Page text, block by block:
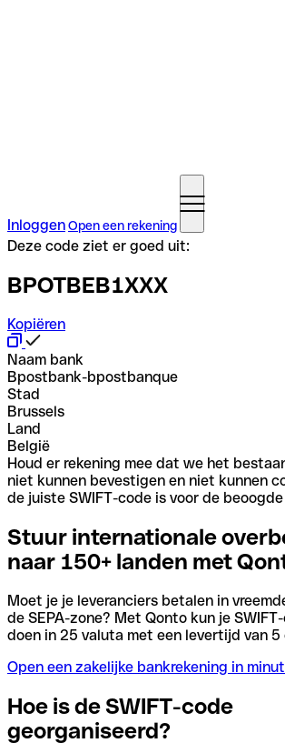
InloggenOpen een rekening
Deze code ziet er goed uit:
BPOTBEB1XXX
Kopiëren
Naam bank
Bpostbank-bpostbanque
Stad
Brussels
Land
België
Houd er rekening mee dat we het
niet kunnen bevestigen en niet kunnen
de juiste SWIFT-code is voor de
Stuur internationale
naar 150+ landen met
Moet je je leveranciers betalen in
de SEPA-zone? Met Qonto kun je
doen in 25 valuta met een levertijd van 5
Open een zakelijke bankrekening in
Hoe is de SWIFT-code
georganiseerd?